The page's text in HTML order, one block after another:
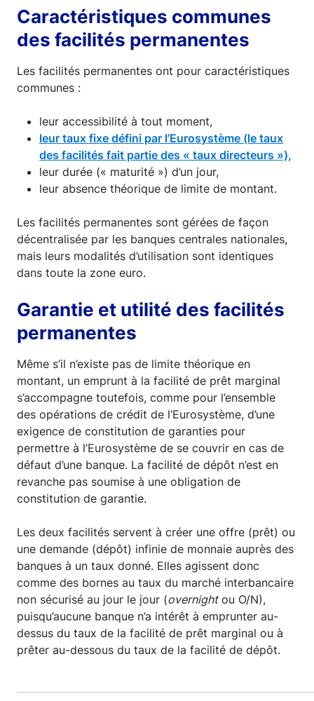
Caractéristiques communes
des facilités permanentes
Les facilités permanentes ont pour caractéristiques
communes :
leur accessibilité à tout moment,
leur taux fixe défini par l’Eurosystème (le taux
des facilités fait partie des « taux directeurs »),
leur durée (« maturité ») d’un jour,
leur absence théorique de limite de montant.
Les facilités permanentes sont gérées de façon
décentralisée par les banques centrales nationales,
mais leurs modalités d’utilisation sont identiques
dans toute la zone euro.
Garantie et utilité des facilités
permanentes
Même s’il n’existe pas de limite théorique en
montant, un emprunt à la facilité de prêt marginal
s’accompagne toutefois, comme pour l’ensemble
des opérations de crédit de l’Eurosystème, d’une
exigence de constitution de garanties pour
permettre à l’Eurosystème de se couvrir en cas de
défaut d’une banque. La facilité de dépôt n’est en
revanche pas soumise à une obligation de
constitution de garantie.
Les deux facilités servent à créer une offre (prêt) ou
une demande (dépôt) infinie de monnaie auprès des
banques à un taux donné. Elles agissent donc
comme des bornes au taux du marché interbancaire
non sécurisé au jour le jour (overnightou O/N),
puisqu’aucune banque n’a intérêt à emprunter au-
dessus du taux de la facilité de prêt marginal ou à
prêter au-dessous du taux de la facilité de dépôt.